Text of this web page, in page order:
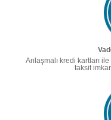
Anlaşmalı kredi kartları
taksit